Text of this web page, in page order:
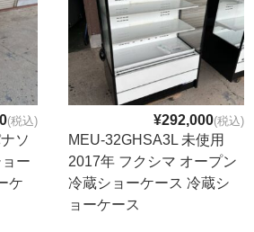
(税込)
ソ
ー
ケ
¥292,000(税込)
MEU-32GHSA3L 未使用
2017年 フクシマ オープン
冷蔵ショーケース 冷蔵シ
ョーケース